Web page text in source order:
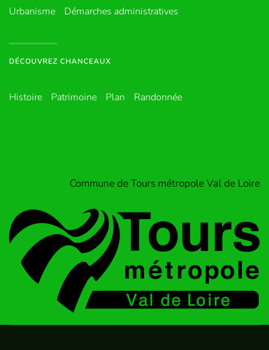
Urbanisme
Démarches administratives
DÉCOUVREZ CHANCEAUX
Histoire Patrimoine Plan Randonnée
Commune de Tours métropole Val de Loire